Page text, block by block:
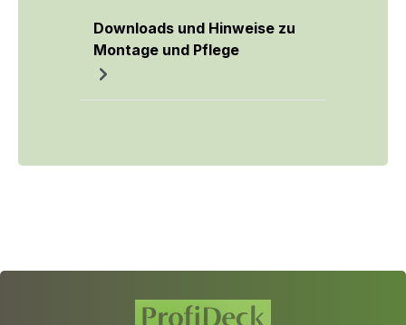
Downloads und Hinweise zu
Montage und Pflege